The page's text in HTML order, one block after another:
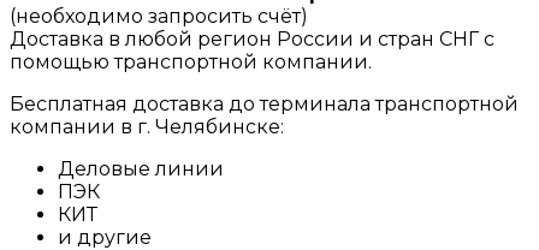
(необходимо запросить счёт)
Доставка в любой регион России и стран СНГ с
помощью транспортной компании.
Бесплатная доставка до терминала транспортной
компании в г. Челябинске:
Деловые линии
ПЭК
КИТ
и другие